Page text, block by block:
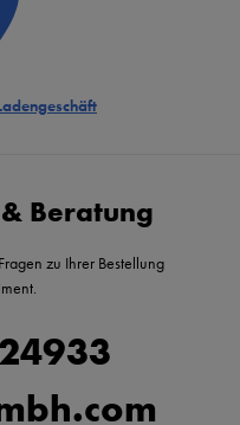
Beratung
zu Ihrer Bestellung